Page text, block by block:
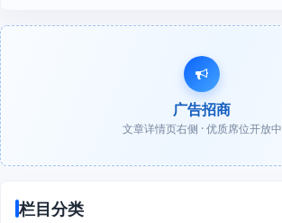
广告招商
文章详情页右侧 · 优质席位开放中
栏目分类